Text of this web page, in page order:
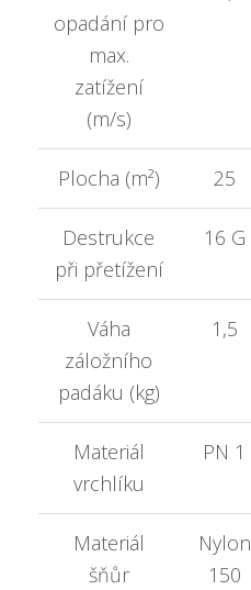
opadání pro
max.
zatížení
(m/s)
Plocha (m²) 25
Destrukce
při přetížení
16 G
Váha
záložního
padáku (kg)
1,5
Materiál
vrchlíku
PN 1
Materiál
šňůr
Nylon
150